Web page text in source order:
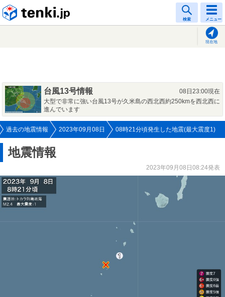
検索 メニュー
現在地
台風13号情報
08日23:00現在
大型で非常に強い台風13号が久米島の西北西約250kmを西北西に
進んでいます
過去の地震情報 2023年09月08日 08時21分頃発生した地震(最大震度1)
地震情報
2023年09月08日08:24発表